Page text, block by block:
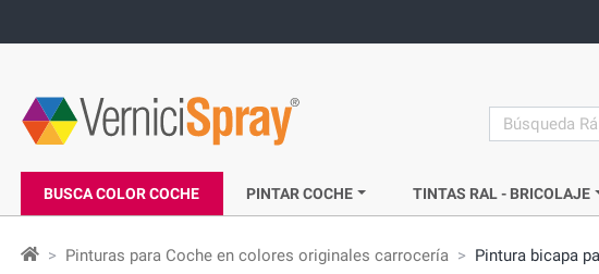
search
BUSCA COLOR COCHE PINTAR COCHE TINTAS RAL - BRICOLAJE
Pinturas para Coche en colores originales carrocería Pintura bicapa